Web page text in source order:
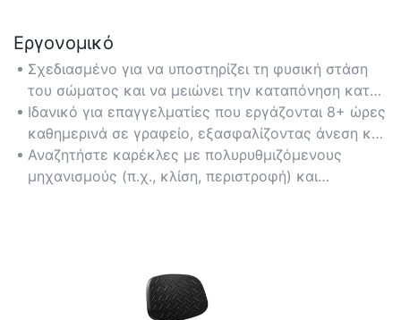
Εργονομικό
Σχεδιασμένο για να υποστηρίζει τη φυσική στάση
του σώματος και να μειώνει την καταπόνηση κατά
τη διάρκεια παρατεταμένης καθιστικής ζωής, με
χαρακτηριστικά όπως ανατομικές πλάτες και
αναπνεύσιμα υλικά από πλέγμα.
Ιδανικό για επαγγελματίες που εργάζονται 8+ ώρες
καθημερινά σε γραφείο, εξασφαλίζοντας άνεση και
ελαχιστοποιώντας την κόπωση.
Αναζητήστε καρέκλες με πολυρυθμιζόμενους
μηχανισμούς (π.χ., κλίση, περιστροφή) και